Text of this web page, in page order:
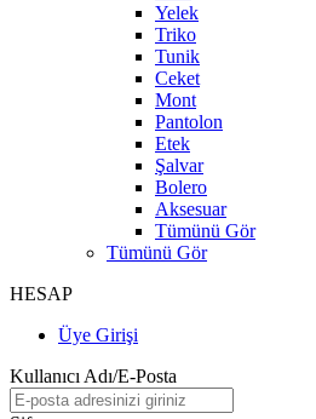
Yelek
Triko
Tunik
Ceket
Mont
Pantolon
Etek
Şalvar
Bolero
Aksesuar
Tümünü Gör
Tümünü Gör
HESAP
Üye Girişi
Kullanıcı Adı/E-Posta